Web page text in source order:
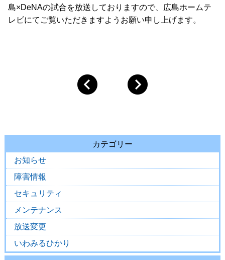
島×DeNAの試合を放送しておりますので、広島ホームテ
レビにてご覧いただきますようお願い申し上げます。
カテゴリー
お知らせ
障害情報
セキュリティ
メンテナンス
放送変更
いわみるひかり